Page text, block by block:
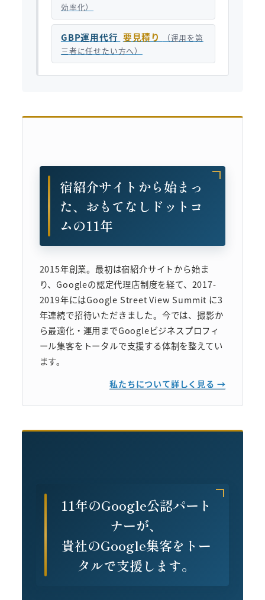
効率化）
GBP運用代行 要見積り
（運用を第
三者に任せたい方へ）
宿紹介サイトから始まっ
た、おもてなしドットコ
ムの11年
2015年創業。最初は宿紹介サイトから始ま
り、Googleの認定代理店制度を経て、2017-
2019年にはGoogle Street View Summit に3
年連続で招待いただきました。今では、撮影か
ら最適化・運用までGoogleビジネスプロフィ
ール集客をトータルで支援する体制を整えてい
ます。
私たちについて詳しく見る →
11年のGoogle公認パート
ナーが、
貴社のGoogle集客をトー
タルで支援します。